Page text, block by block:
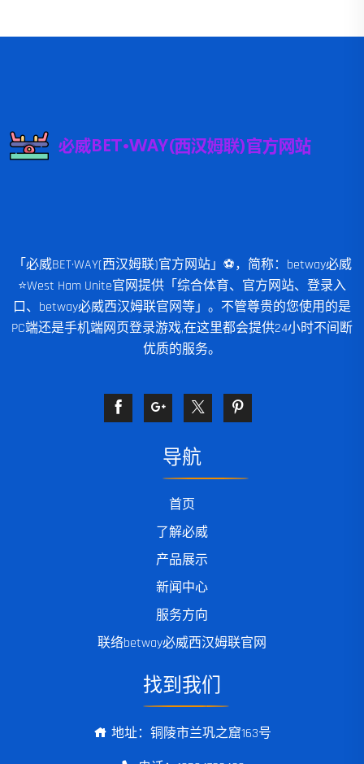
「必威BET·WAY(西汉姆联)官方网站」⚽️，简称：betway必威
⭐️West Ham Unite官网提供「综合体育、官方网站、登录入
口、betway必威西汉姆联官网等」。不管尊贵的您使用的是
PC端还是手机端网页登录游戏,在这里都会提供24小时不间断
优质的服务。
导航
首页
了解必威
产品展示
新闻中心
服务方向
联络betway必威西汉姆联官网
找到我们
地址：铜陵市兰巩之窟163号